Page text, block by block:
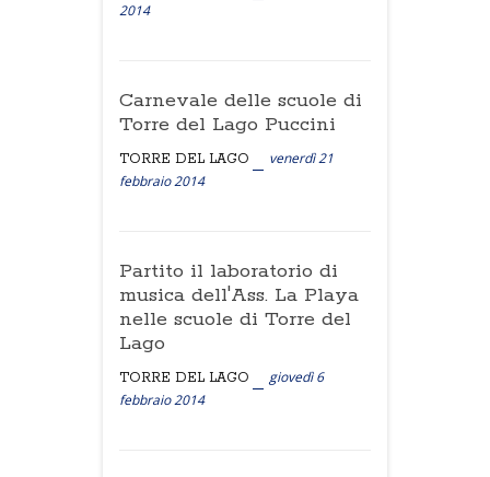
2014
Carnevale delle scuole di
Torre del Lago Puccini
TORRE DEL LAGO
venerdì 21
febbraio 2014
Partito il laboratorio di
musica dell'Ass. La Playa
nelle scuole di Torre del
Lago
TORRE DEL LAGO
giovedì 6
febbraio 2014